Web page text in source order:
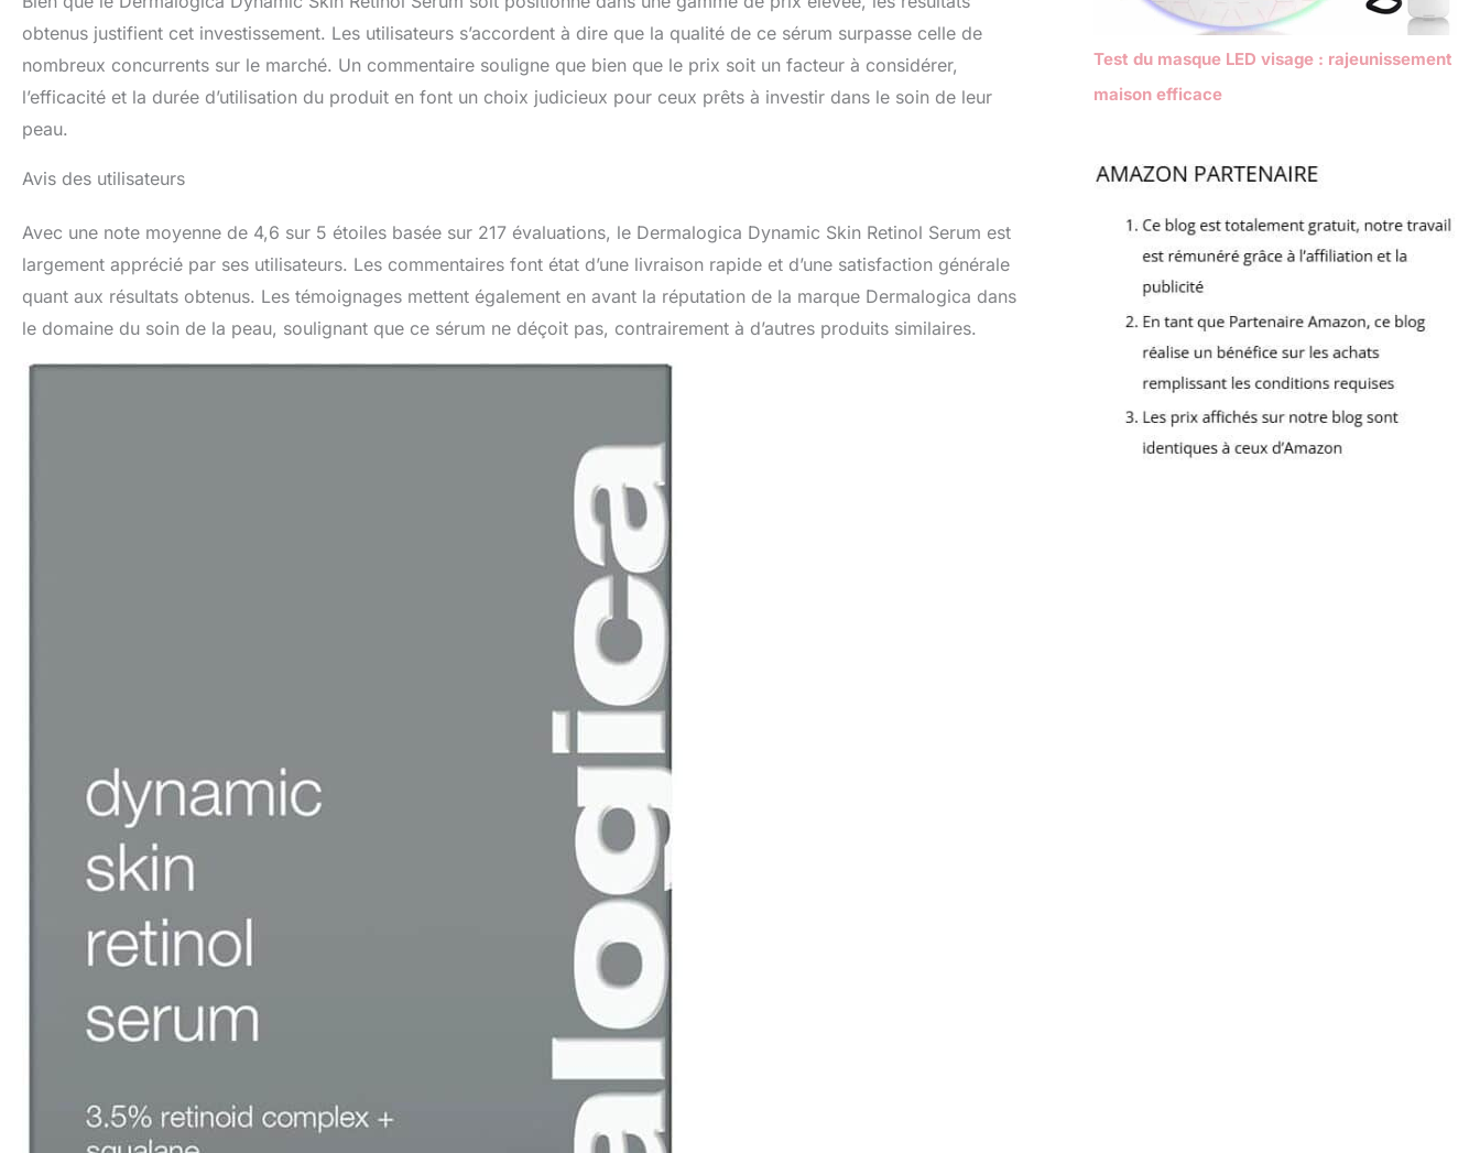
obtenus justifient cet investissement. Les utilisateurs s’accordent à dire que la qualité de ce sérum surpasse celle de
nombreux concurrents sur le marché. Un commentaire souligne que bien que le prix soit un facteur à considérer,
l’efficacité et la durée d’utilisation du produit en font un choix judicieux pour ceux prêts à investir dans le soin de leur
peau.
Avis des utilisateurs
Avec une note moyenne de 4,6 sur 5 étoiles basée sur 217 évaluations, le Dermalogica Dynamic Skin Retinol Serum est
largement apprécié par ses utilisateurs. Les commentaires font état d’une livraison rapide et d’une satisfaction générale
quant aux résultats obtenus. Les témoignages mettent également en avant la réputation de la marque Dermalogica dans
le domaine du soin de la peau, soulignant que ce sérum ne déçoit pas, contrairement à d’autres produits similaires.
Test du masque LED visage : rajeunissement
maison efficace